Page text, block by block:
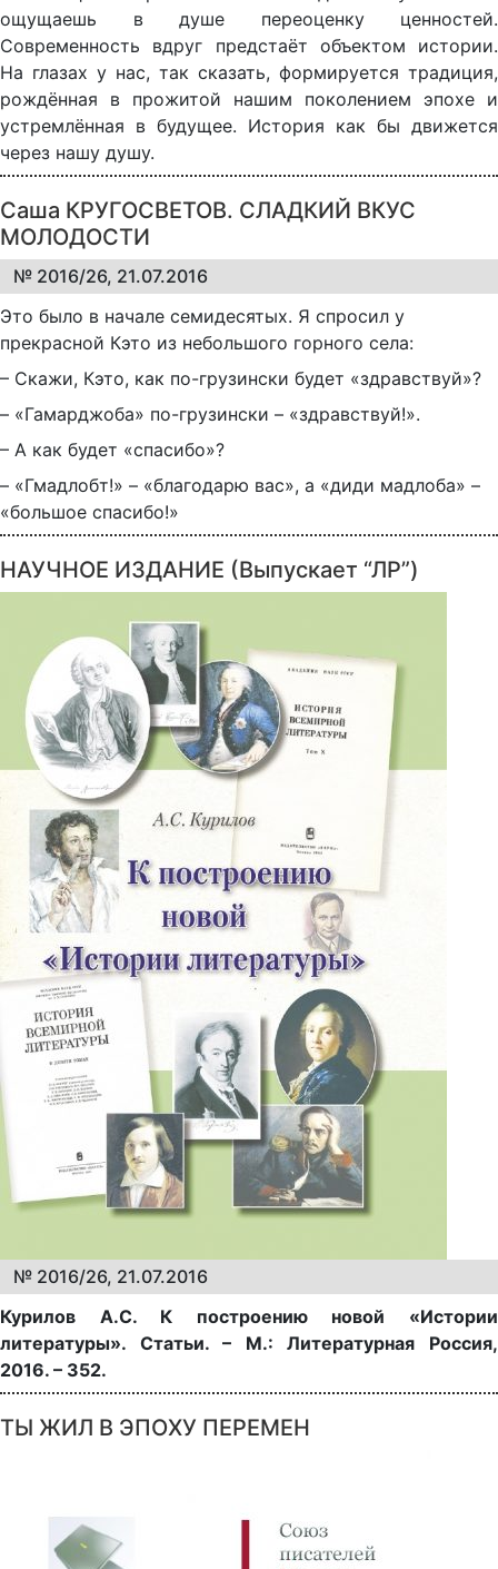
ощущаешь в душе переоценку ценностей.
Современность вдруг предстаёт объектом истории.
На глазах у нас, так сказать, формируется традиция,
рождённая в прожитой нашим поколением эпохе и
устремлённая в будущее. История как бы движется
через нашу душу.
Саша КРУГОСВЕТОВ. СЛАДКИЙ ВКУС
МОЛОДОСТИ
№ 2016/26, 21.07.2016
Это было в начале семидесятых. Я спросил у
прекрасной Кэто из небольшого горного села:
– Скажи, Кэто, как по-грузински будет «здравствуй»?
– «Гамарджоба» по-грузински – «здравствуй!».
– А как будет «спасибо»?
– «Гмадлобт!» – «благодарю вас», а «диди мадлоба» –
«большое спасибо!»
НАУЧНОЕ ИЗДАНИЕ (Выпускает “ЛР”)
№ 2016/26, 21.07.2016
Курилов А.С. К построению новой «Истории
литературы». Статьи. – М.: Литературная Россия,
2016. – 352.
ТЫ ЖИЛ В ЭПОХУ ПЕРЕМЕН